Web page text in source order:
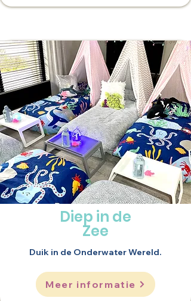
Diep in de
Zee
Duik in de Onderwater Wereld.
Meer informatie